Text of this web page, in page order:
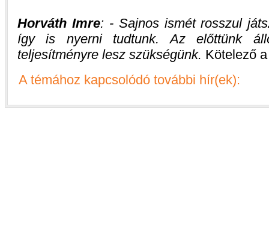
Horváth Imre: - Sajnos ismét rosszul
így is nyerni tudtunk. Az előttünk
teljesítményre lesz szükségünk. Kötelező
A témához kapcsolódó további hír(ek):